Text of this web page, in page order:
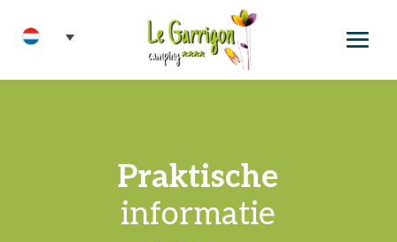
Praktische
informatie